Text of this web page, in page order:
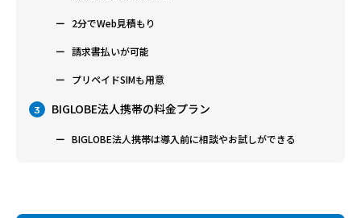
2分でWeb見積もり
請求書払いが可能
プリペイドSIMも用意
3 BIGLOBE法人携帯の料金プラン
BIGLOBE法人携帯は導入前に相談やお試しができる